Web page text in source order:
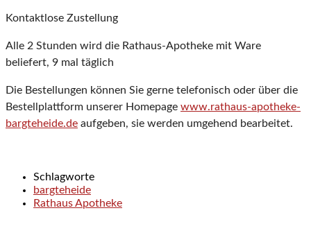
Kontaktlose Zustellung
Alle 2 Stunden wird die Rathaus-Apotheke mit Ware
beliefert, 9 mal täglich
Die Bestellungen können Sie gerne telefonisch oder über die
Bestellplattform unserer Homepage www.rathaus-apotheke-
bargteheide.de aufgeben, sie werden umgehend bearbeitet.
Schlagworte
bargteheide
Rathaus Apotheke